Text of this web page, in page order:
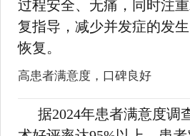
过程安全、无痛，同时注
复指导，减少并发症的发
恢复。
高患者满意度，口碑良好
据2024年患者满意度调